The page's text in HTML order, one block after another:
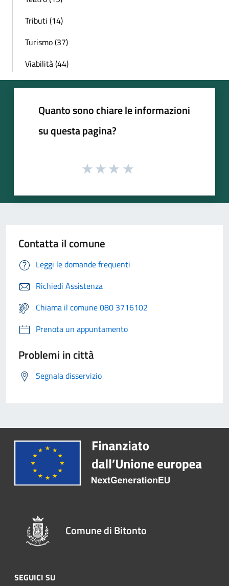
Tributi (14)
Turismo (37)
Viabilità (44)
Quanto sono chiare le informazioni
su questa pagina?
Contatta il comune
Leggi le domande frequenti
Richiedi Assistenza
Chiama il comune 080 3716102
Prenota un appuntamento
Problemi in città
Segnala disservizio
Comune di Bitonto
SEGUICI SU